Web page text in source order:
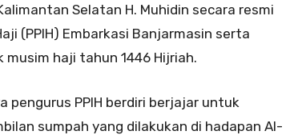
Selatan H. Muhidin secara resmi
(PPIH) Embarkasi Banjarmasin serta
haji tahun 1446 Hijriah.
pengurus PPIH berdiri berjajar untuk
sumpah yang dilakukan di hadapan Al-